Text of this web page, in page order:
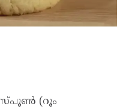
സ്പൂൺ (റൂം